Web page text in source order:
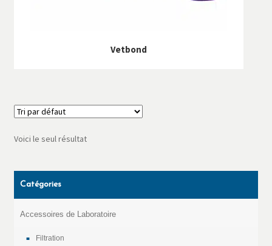
Vetbond
Voici le seul résultat
Catégories
Accessoires de Laboratoire
Filtration